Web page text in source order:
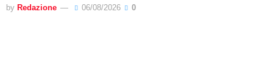
by Redazione 06/08/2026 0